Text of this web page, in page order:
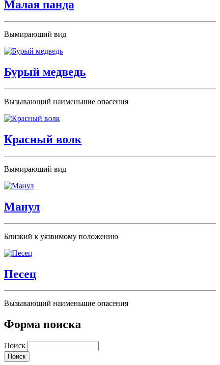
Малая панда
Вымирающий вид
Бурый медведь
Вызывающий наименьшие опасения
Красный волк
Вымирающий вид
Манул
Близкий к уязвимому положению
Песец
Вызывающий наименьшие опасения
Форма поиска
Поиск